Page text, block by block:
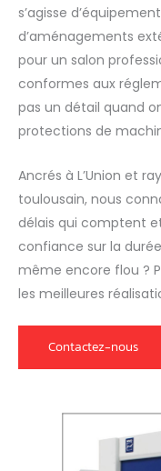
s’agisse
d’aménagements
pour un salon
conformes aux
pas un détail quand
protections de
Ancrés à L’Union et
toulousain, nous
délais qui comptent
confiance sur la
même encore flou ?
les meilleures
Contactez-nous